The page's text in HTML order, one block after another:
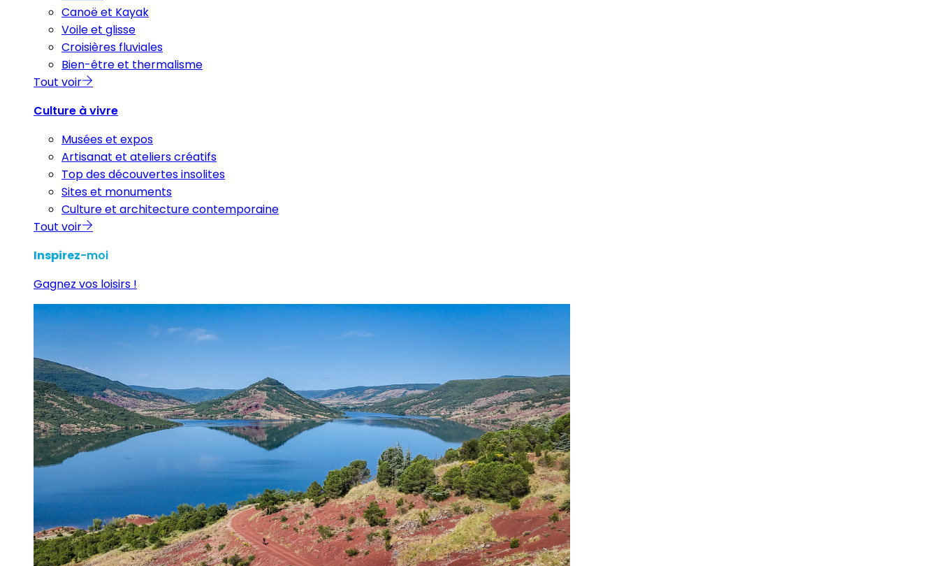
Canoë et Kayak
Voile et glisse
Croisières fluviales
Bien-être et thermalisme
Tout voir
Culture à vivre
Musées et expos
Artisanat et ateliers créatifs
Top des découvertes insolites
Sites et monuments
Culture et architecture contemporaine
Tout voir
Inspirez-moi
Gagnez vos loisirs !